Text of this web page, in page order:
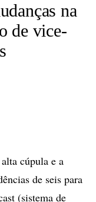
na
de vice-
cúpula e a
de seis para
(sistema de